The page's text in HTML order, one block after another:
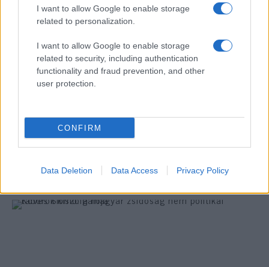
I want to allow Google to enable storage
related to personalization.
I want to allow Google to enable storage
related to security, including authentication
functionality and fraud prevention, and other
user protection.
CONFIRM
Data Deletion Data Access Privacy Policy
Megházasodott Köves Slomó rabbi
elsőszülött fia